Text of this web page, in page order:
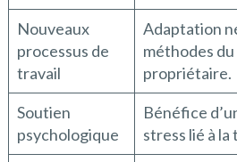
Nouveaux
processus de
travail
Adaptation
méthodes
propriétaire.
Soutien
psychologique
Bénéfice
stress lié à